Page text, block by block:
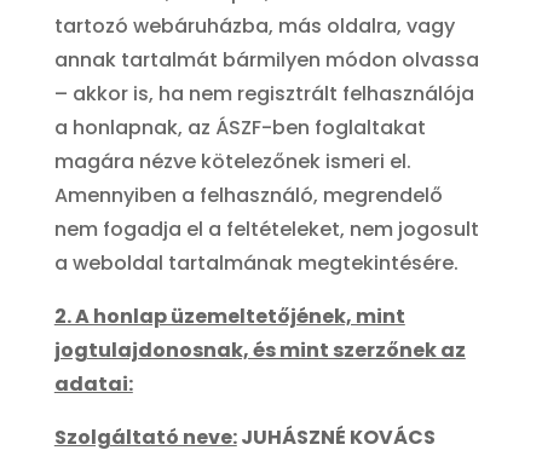
tartozó webáruházba, más oldalra, vagy
annak tartalmát bármilyen módon olvassa
– akkor is, ha nem regisztrált felhasználója
a honlapnak, az ÁSZF-ben foglaltakat
magára nézve kötelezőnek ismeri el.
Amennyiben a felhasználó, megrendelő
nem fogadja el a feltételeket, nem jogosult
a weboldal tartalmának megtekintésére.
2. A honlap üzemeltetőjének, mint
jogtulajdonosnak, és mint szerzőnek az
adatai:
Szolgáltató neve:JUHÁSZNÉ KOVÁCS